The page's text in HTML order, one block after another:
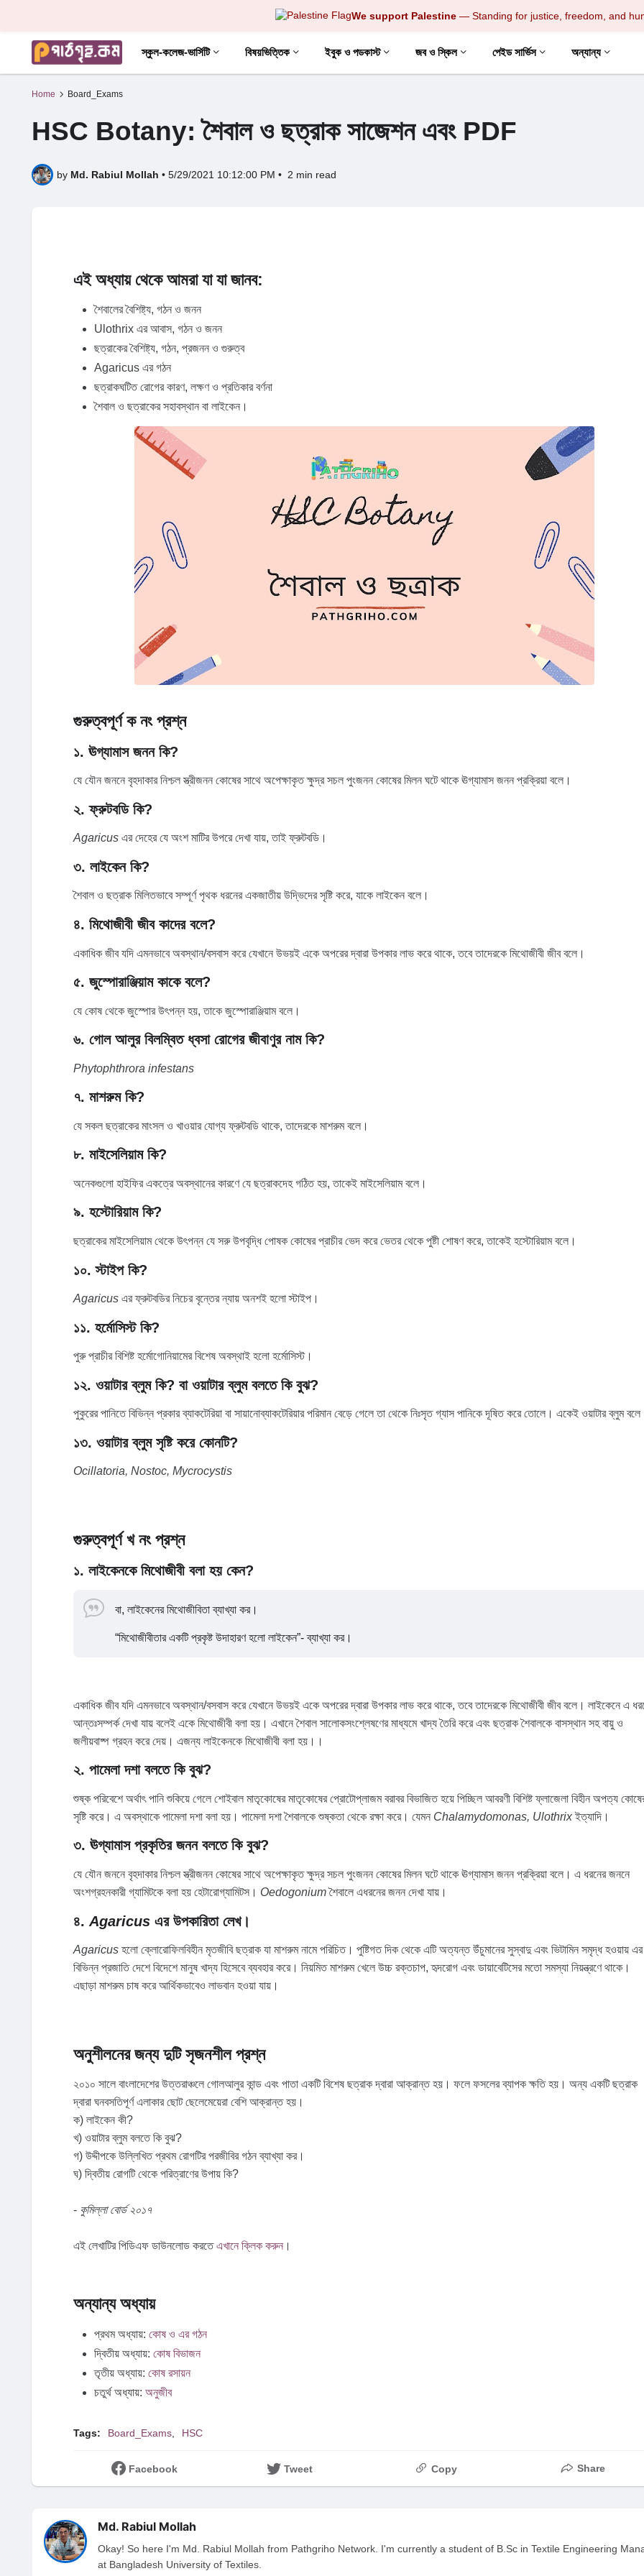
We support Palestine— Standing for justice, freedom, and
স্কুল-কলেজ-ভার্সিটি বিষয়ভিত্তিক ইবুক ও পডকাস্ট জব ও স্কিল পেইড সার্ভিস অন্যান্য
Home Board_Exams
HSC Botany: শৈবাল ও ছত্রাক সাজেশন এবং PDF
by Md. Rabiul Mollah • 5/29/2021 10:12:00 PM • 2 min read
এই অধ্যায় থেকে আমরা যা যা জানব:
শৈবালের বৈশিষ্ট্য, গঠন ও জনন
Ulothrix এর আবাস, গঠন ও জনন
ছত্রাকের বৈশিষ্ট্য, গঠন, প্রজনন ও গুরুত্ব
Agaricus এর গঠন
ছত্রাকঘটিত রোগের কারণ, লক্ষণ ও প্রতিকার বর্ণনা
শৈবাল ও ছত্রাকের সহাবস্থান বা লাইকেন।
গুরুত্বপূর্ণ ক নং প্রশ্ন
১. ঊগ্যামাস জনন কি?
যে যৌন জননে বৃহদাকার নিশ্চল স্ত্রীজনন কোষের সাথে অপেক্ষাকৃত ক্ষুদ্র সচল পুংজনন কোষের মিলন ঘটে থাকে ঊগ্যামাস জনন প্রক্রিয়া বলে।
২. ফ্রুটবডি কি?
Agaricusএর দেহের যে অংশ মাটির উপরে দেখা যায়, তাই ফ্রুটবডি।
৩. লাইকেন কি?
শৈবাল ও ছত্রাক মিলিতভাবে সম্পূর্ণ পৃথক ধরনের একজাতীয় উদ্ভিদের সৃষ্টি করে, যাকে লাইকেন বলে।
৪. মিথোজীবী জীব কাদের বলে?
একাধিক জীব যদি এমনভাবে অবস্থান/বসবাস করে যেখানে উভয়ই একে অপরের দ্বারা উপকার লাভ করে থাকে, তবে তাদেরকে মিথোজীবী জীব বলে।
৫. জুস্পোরাঞ্জিয়াম কাকে বলে?
যে কোষ থেকে জুস্পোর উৎপন্ন হয়, তাকে জুস্পোরাঞ্জিয়াম বলে।
৬. গোল আলুর বিলম্বিত ধ্বসা রোগের জীবাণুর নাম কি?
Phytophthrora infestans
৭. মাশরুম কি?
যে সকল ছত্রাকের মাংসল ও খাওয়ার যোগ্য ফ্রুটবডি থাকে, তাদেরকে মাশরুম বলে।
৮. মাইসেলিয়াম কি?
অনেকগুলো হাইফির একত্রে অবস্থানের কারণে যে ছত্রাকদেহ গঠিত হয়, তাকেই মাইসেলিয়াম বলে।
৯. হস্টোরিয়াম কি?
ছত্রাকের মাইসেলিয়াম থেকে উৎপন্ন যে সরু উপবৃদ্ধি পোষক কোষের প্রাচীর ভেদ করে ভেতর থেকে পুষ্টী শোষণ করে, তাকেই হস্টোরিয়াম বলে।
১০. স্টাইপ কি?
Agaricusএর ফ্রুটবডির নিচের বৃন্তের ন্যায় অনশই হলো স্টাইপ।
১১. হর্মোসিস্ট কি?
পুরু প্রাচীর বিশিষ্ট হর্মোগোনিয়ামের বিশেষ অবস্থাই হলো হর্মোসিস্ট।
১২. ওয়াটার ব্লুম কি? বা ওয়াটার ব্লুম বলতে কি বুঝ?
পুকুরের পানিতে বিভিন্ন প্রকার ব্যাকটেরিয়া বা সায়ানোব্যাকটেরিয়ার পরিমান বেড়ে গেলে তা থেকে নিঃসৃত গ্যাস পানিকে দূষিত করে তোলে। একেই ওয়াটার ব্লুম
১৩. ওয়াটার ব্লুম সৃষ্টি করে কোনটি?
Ocillatoria, Nostoc, Mycrocystis
গুরুত্বপূর্ণ খ নং প্রশ্ন
১. লাইকেনকে মিথোজীবী বলা হয় কেন?
বা, লাইকেনের মিথোজীবিতা ব্যাখ্যা কর।
“মিথোজীবীতার একটি প্রকৃষ্ট উদাহারণ হলো লাইকেন”- ব্যাখ্যা কর।
একাধিক জীব যদি এমনভাবে অবস্থান/বসবাস করে যেখানে উভয়ই একে অপরের দ্বারা উপকার লাভ করে থাকে, তবে তাদেরকে মিথোজীবী জীব বলে। লাইকেনে এ
আন্তঃসম্পর্ক দেখা যায় বলেই একে মিথোজীবী বলা হয়। এখানে শৈবাল সালোকসংশ্লেষণের মাধ্যমে খাদ্য তৈরি করে এবং ছত্রাক শৈবালকে বাসস্থান সহ বায়ু ও
জলীয়বাষ্প গ্রহন করে দেয়। এজন্য লাইকেনকে মিথোজীবী বলা হয়।।
২. পামেলা দশা বলতে কি বুঝ?
শুষ্ক পরিবেশে অর্থাৎ পানি শুকিয়ে গেলে শোইবাল মাতৃকোষের মাতৃকোষের প্রোটোপ্লাজম বরাবর বিভাজিত হয়ে পিচ্ছিল আবরণী বিশিষ্ট ফ্লাজেলা বিহীন অপত্য
সৃষ্টি করে। এ অবস্থাকে পামেলা দশা বলা হয়। পামেলা দশা শৈবালকে শুষ্কতা থেকে রক্ষা করে। যেমন Chalamydomonas, Ulothrixইত্যাদি।
৩. ঊগ্যামাস প্রকৃতির জনন বলতে কি বুঝ?
যে যৌন জননে বৃহদাকার নিশ্চল স্ত্রীজনন কোষের সাথে অপেক্ষাকৃত ক্ষুদ্র সচল পুংজনন কোষের মিলন ঘটে থাকে ঊগ্যামাস জনন প্রক্রিয়া বলে। এ ধরনের জননে
অংশগ্রহনকারী গ্যামিটকে বলা হয় হেটারোগ্যামিটস। Oedogoniumশৈবালে এধরনের জনন দেখা যায়।
৪. Agaricusএর উপকারিতা লেখ।
Agaricusহলো ক্লোরোফিলবিহীন মৃতজীবি ছত্রাক যা মাশরুম নামে পরিচিত। পুষ্টিগত দিক থেকে এটি অত্যন্ত উঁচুমানের সুস্বাদু এবং ভিটামিন সমৃদ্ধ হওয়ায় এর
বিভিন্ন প্রজাতি দেশে বিদেশে মানুষ খাদ্য হিসেবে ব্যবহার করে। নিয়মিত মাশরুম খেলে উচ্চ রক্তচাপ, হৃদরোগ এবং ডায়াবেটিসের মতো সমস্যা নিয়ন্ত্রণে থাকে।
এছাড়া মাশরুম চাষ করে আর্থিকভাবেও লাভবান হওয়া যায়।
অনুশীলনের জন্য দুটি সৃজনশীল প্রশ্ন
২০১০ সালে বাংলাদেশের উত্তরাঞ্চলে গোলআলুর কান্ড এবং পাতা একটি বিশেষ ছত্রাক দ্বারা আক্রান্ত হয়। ফলে ফসলের ব্যাপক ক্ষতি হয়। অন্য একটি ছত্রাক
দ্বারা ঘনবসতিপূর্ণ এলাকার ছোট ছেলেমেয়েরা বেশি আক্রান্ত হয়।
ক) লাইকেন কী?
খ) ওয়াটার ব্লুম বলতে কি বুঝ?
গ) উদ্দীপকে উল্লিখিত প্রথম রোগটির পরজীবির গঠন ব্যাখ্যা কর।
ঘ) দ্বিতীয় রোগটি থেকে পরিত্রাণের উপায় কি?
- কুমিল্লা বোর্ড ২০১৭
এই লেখাটির পিডিএফ ডাউনলোড করতেএখানে ক্লিক করুন।
অন্যান্য অধ্যায়
প্রথম অধ্যায়:কোষ ও এর গঠন
দ্বিতীয় অধ্যায়:কোষ বিভাজন
তৃতীয় অধ্যায়:কোষ রসায়ন
চতুর্থ অধ্যায়:অনুজীব
Tags: Board_Exams HSC
Facebook Tweet Copy Share
Md. Rabiul Mollah
Okay! So here I'm Md. Rabiul Mollah from Pathgriho Network. I'm currently a student of B.Sc in Textile Engineering
at Bangladesh University of Textiles.